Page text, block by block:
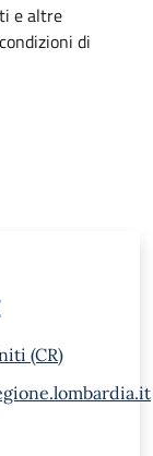
e altre
di
(CR)